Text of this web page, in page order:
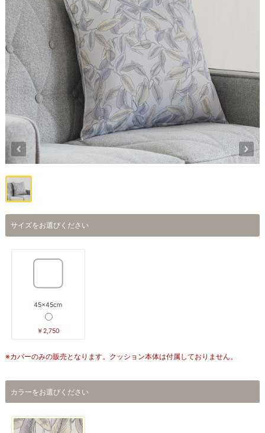
サイズをお選びください
45×45cm
￥2,750
※カバーのみの販売となります。クッション本体は付属しておりません。
カラーをお選びください